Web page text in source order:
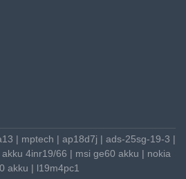
| mptech | ap18d7j | ads-25sg-19-3 |
akku 4inr19/66 | msi ge60 akku | nokia
akku | l19m4pc1